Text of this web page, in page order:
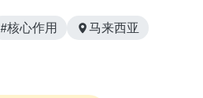
#核心作用 马来西亚